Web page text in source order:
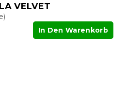
VELVET
In Den Warenkorb